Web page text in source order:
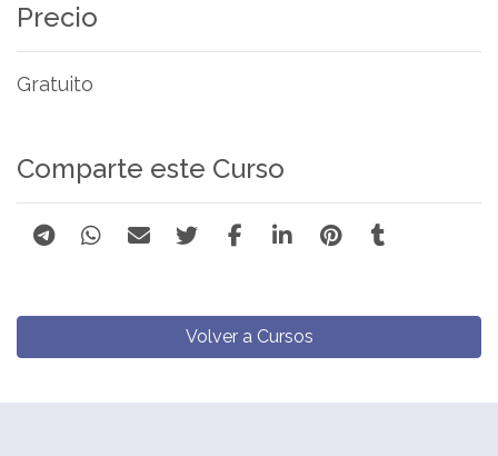
Precio
Gratuito
Comparte este Curso
Volver a Cursos